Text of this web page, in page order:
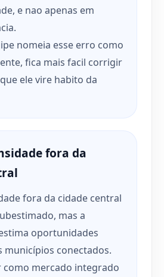
e nao apenas em
nomeia esse erro como
fica mais facil corrigir
ele vire habito da
fora da
fora da cidade central
mas a
oportunidades
municípios conectados.
como mercado integrado